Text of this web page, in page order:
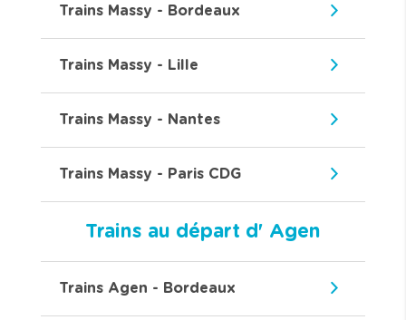
Trains Massy - Bordeaux
Trains Massy - Lille
Trains Massy - Nantes
Trains Massy - Paris CDG
Trains au départ d' Agen
Trains Agen - Bordeaux